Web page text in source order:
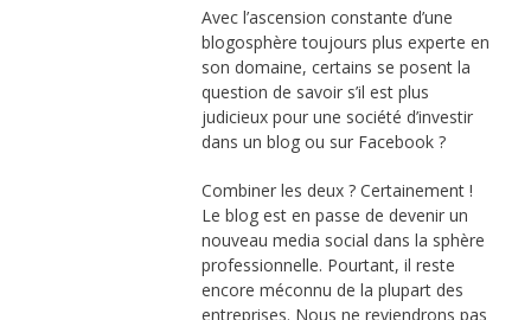
Avec l’ascension constante d’une
blogosphère toujours plus experte en
son domaine, certains se posent la
question de savoir s’il est plus
judicieux pour une société d’investir
dans un blog ou sur Facebook ?
Combiner les deux ? Certainement !
Le blog est en passe de devenir un
nouveau media social dans la sphère
professionnelle. Pourtant, il reste
encore méconnu de la plupart des
entreprises. Nous ne reviendrons pas